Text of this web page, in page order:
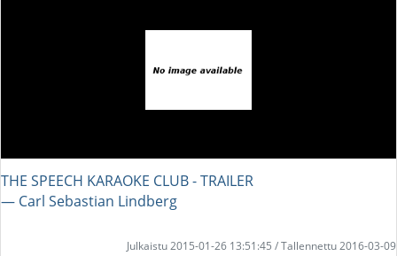
THE SPEECH KARAOKE CLUB - TRAILER
― Carl Sebastian Lindberg
Julkaistu 2015-01-26 13:51:45 / Tallennettu 2016-03-09